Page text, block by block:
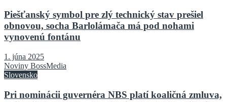
Piešťanský symbol pre zlý technický stav prešiel
obnovou, socha Barlolámača má pod nohami
vynovenú fontánu
1. júna 2025
Noviny BossMedia
Slovensko
Pri nominácii guvernéra NBS platí koaličná zmluva,